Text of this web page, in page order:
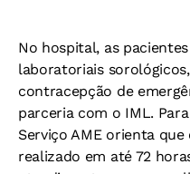
No hospital, as
laboratoriais
contracepção de
parceria com o IML.
Serviço AME orienta
realizado em até 72